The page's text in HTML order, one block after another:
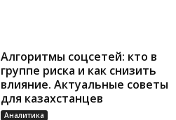
Алгоритмы соцсетей: кто в
группе риска и как снизить
влияние. Актуальные советы
для казахстанцев
Аналитика